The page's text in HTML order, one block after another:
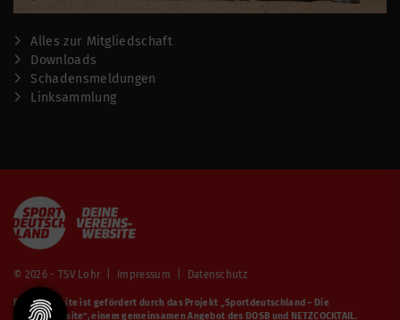
Alles zur Mitgliedschaft
Downloads
Schadensmeldungen
Linksammlung
© 2026 - TSV Lohr | Impressum Datenschutz
Diese Website ist gefördert durch das Projekt „Sportdeutschland – Die
Vereinswebsite”, einem gemeinsamen Angebot des DOSB und NETZCOCKTAIL.